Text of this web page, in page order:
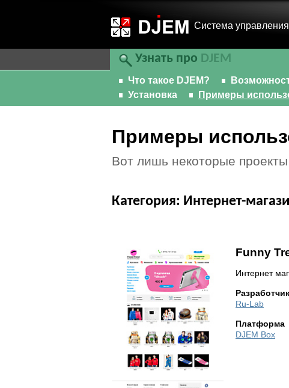
Cистема
Узнать про DJEM
Что такое DJEM?
Установка
Примеры
Примеры
Вот лишь некоторые
Категория: Интернет-
Funny
Интернет
Разработчик
Ru-Lab
Платформа
DJEM Box